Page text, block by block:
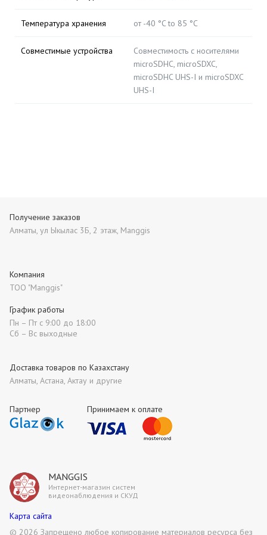
Температура хранения от -40 °C to 85 °C
Совместимые устройства
Совместимость с носителями
microSDHC, microSDXC,
microSDHC UHS-I и microSDXC
UHS-I
MANGGIS
Интернет-магазин систем
видеонаблюдения и СКУД
Партнер Принимаем к оплате
Получение заказов
Алматы, ул Ыкылас 3Б, 2 этаж, Manggis
Компания
ТОО "Manggis"
Доставка товаров по Казахстану
Алматы, Астана, Актау и другие
График работы
Пн – Пт с 9:00 до 18:00
Сб – Вс выходные
Карта сайта
© 2026 Запрещено любое копирование материалов ресурса без